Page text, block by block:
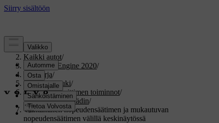
Tuki/
Kaikki autot/
V60 Twin Engine 2020/
Ohjekirja/
Kuljettajan tuki/
Nopeudenrajoittimen toiminnot/
Vakionopeussäädin/
Vaihtaminen nopeudensäätimen ja mukautuvan
nopeudensäätimen välillä keskinäytössä